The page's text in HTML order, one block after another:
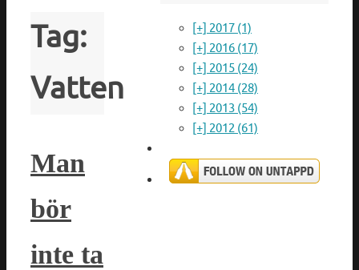
Tag:
Vatten
Man
bör
inte ta
[+] 2017 (1)
[+] 2016 (17)
[+] 2015 (24)
[+] 2014 (28)
[+] 2013 (54)
[+] 2012 (61)